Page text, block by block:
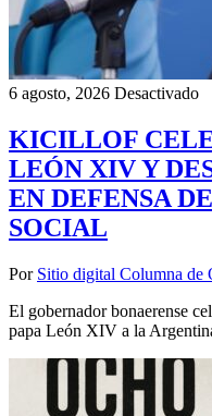
6 agosto, 2026 Desactivado
KICILLOF
LEÓN XIV Y
EN DEFENSA
SOCIAL
Por Sitio digital Columna de
El gobernador bonaerense
papa León XIV a la